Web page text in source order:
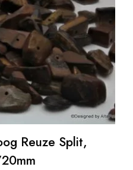
Reuze Split,